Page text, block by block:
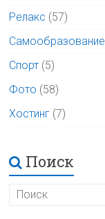
Релакс (57)
Самообразование
Спорт (5)
Фото (58)
Хостинг (7)
Поиск